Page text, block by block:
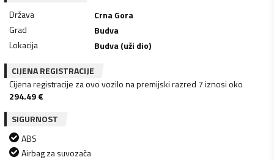
Država
Crna Gora
Grad
Budva
Lokacija
Budva (uži dio)
CIJENA REGISTRACIJE
Cijena registracije za ovo vozilo na premijski razred 7 iznosi oko
294.49€
SIGURNOST
ABS
Airbag za suvozača